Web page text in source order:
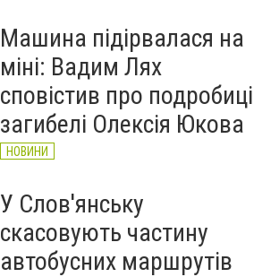
Машина підірвалася на
міні: Вадим Лях
сповістив про подробиці
загибелі Олексія Юкова
НОВИНИ
У Слов'янську
скасовують частину
автобусних маршрутів